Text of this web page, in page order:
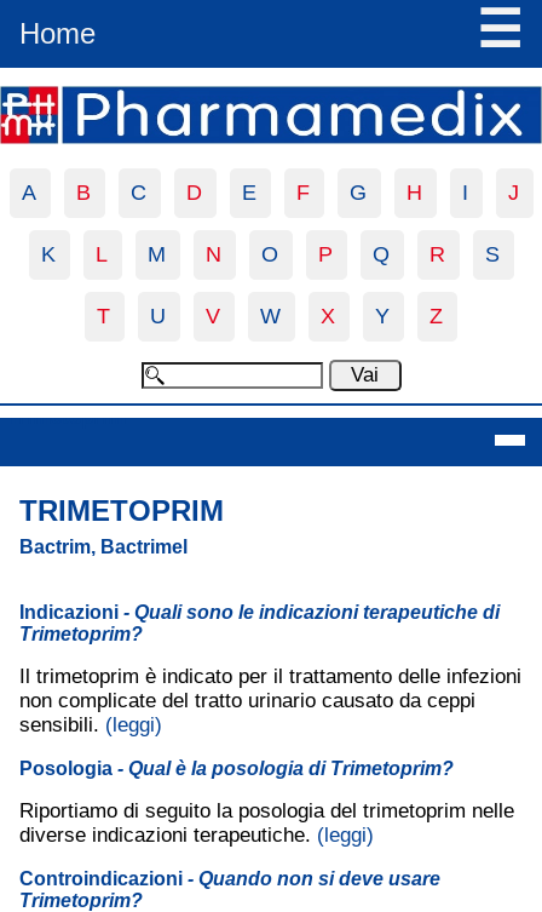
Home ☰
A B C D E F G H I J
K L M N O P Q R S
T U V W X Y Z
Trimetoprim
TRIMETOPRIM
Bactrim, Bactrimel
Indicazioni - Quali sono le indicazioni terapeutiche di
Trimetoprim?
Il trimetoprim è indicato per il trattamento delle infezioni
non complicate del tratto urinario causato da ceppi
sensibili. (leggi)
Posologia - Qual è la posologia di Trimetoprim?
Riportiamo di seguito la posologia del trimetoprim nelle
diverse indicazioni terapeutiche. (leggi)
Controindicazioni - Quando non si deve usare
Trimetoprim?